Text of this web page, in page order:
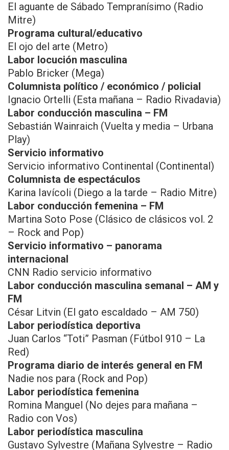
El aguante de Sábado Tempranísimo (Radio
Mitre)
Programa cultural/educativo
El ojo del arte (Metro)
Labor locución masculina
Pablo Bricker (Mega)
Columnista político / económico / policial
Ignacio Ortelli (Esta mañana – Radio Rivadavia)
Labor conducción masculina – FM
Sebastián Wainraich (Vuelta y media – Urbana
Play)
Servicio informativo
Servicio informativo Continental (Continental)
Columnista de espectáculos
Karina Iavícoli (Diego a la tarde – Radio Mitre)
Labor conducción femenina – FM
Martina Soto Pose (Clásico de clásicos vol. 2
– Rock and Pop)
Servicio informativo – panorama
internacional
CNN Radio servicio informativo
Labor conducción masculina semanal – AM y
FM
César Litvin (El gato escaldado – AM 750)
Labor periodística deportiva
Juan Carlos “Toti” Pasman (Fútbol 910 – La
Red)
Programa diario de interés general en FM
Nadie nos para (Rock and Pop)
Labor periodística femenina
Romina Manguel (No dejes para mañana –
Radio con Vos)
Labor periodística masculina
Gustavo Sylvestre (Mañana Sylvestre – Radio